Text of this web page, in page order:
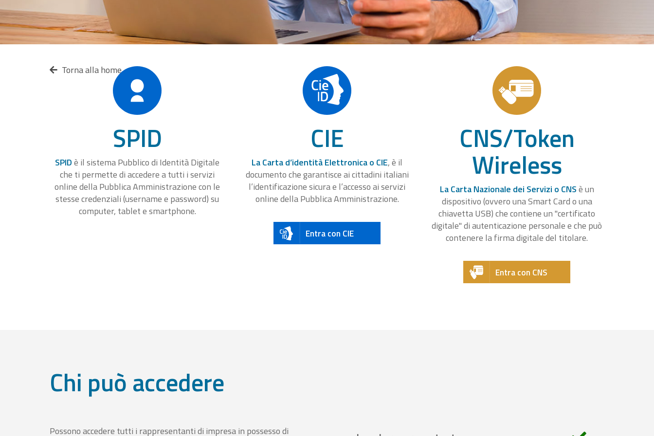
Torna alla home
SPID
SPIDè il sistema Pubblico di Identità Digitale
che ti permette di accedere a tutti i servizi
online della Pubblica Amministrazione con le
stesse credenziali (username e password) su
computer, tablet e smartphone.
CIE
La Carta d’identità Elettronica o CIE, è il
documento che garantisce ai cittadini italiani
l’identificazione sicura e l’accesso ai servizi
online della Pubblica Amministrazione.
Entra con CIE
CNS/Token
Wireless
La Carta Nazionale dei Servizi o CNSè un
dispositivo (ovvero una Smart Card o una
chiavetta USB) che contiene un "certificato
digitale" di autenticazione personale e che può
contenere la firma digitale del titolare.
Entra con CNS
Chi può accedere
Possono accedere tutti i rappresentanti di impresa in possesso di